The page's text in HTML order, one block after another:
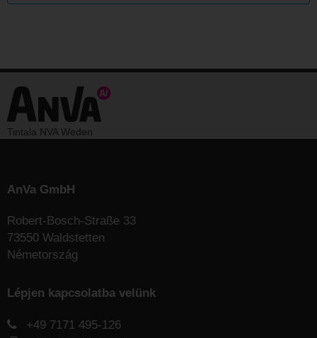
Tintala NVA Weden
AnVa GmbH
Robert-Bosch-Straße 33
73550 Waldstetten
Németország
Lépjen kapcsolatba velünk
+49 7171 495-126